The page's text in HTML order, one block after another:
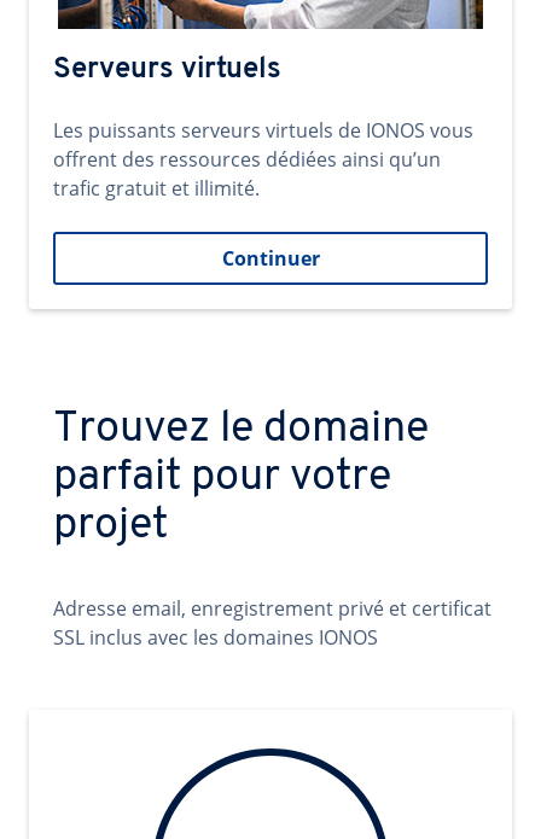
Serveurs virtuels
Les puissants serveurs virtuels de IONOS vous
offrent des ressources dédiées ainsi qu’un
trafic gratuit et illimité.
Continuer
Trouvez le domaine
parfait pour votre
projet
Adresse email, enregistrement privé et certificat
SSL inclus avec les domaines IONOS